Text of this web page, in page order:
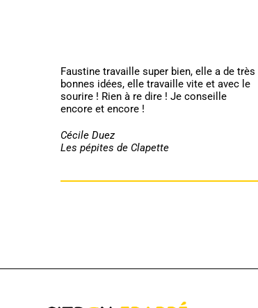
Faustine travaille super bien, elle a de très
bonnes idées, elle travaille vite et avec le
sourire ! Rien à re dire ! Je conseille
encore et encore !
Cécile Duez
Les pépites de Clapette